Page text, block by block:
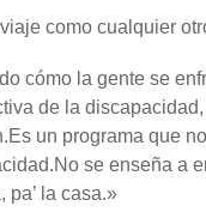
como cualquier
cómo la gente se
de la
un programa que
se enseña a
pa’ la casa.»